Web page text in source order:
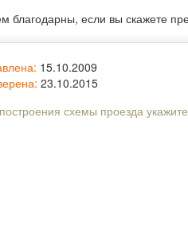
благодарны, если вы скажете
15.10.2009
23.10.2015
схемы проезда